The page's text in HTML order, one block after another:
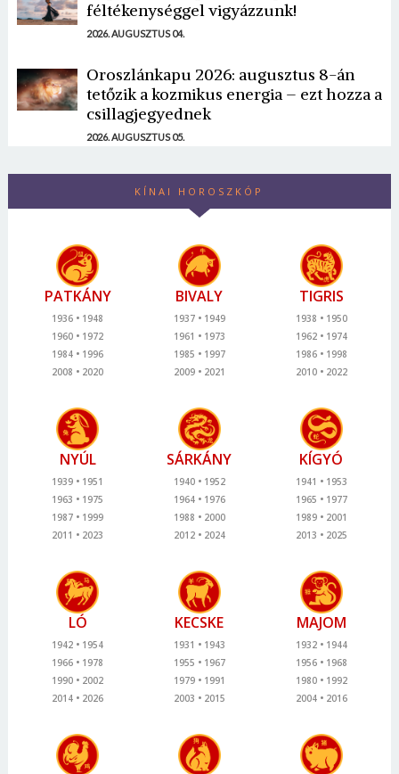
féltékenységgel vigyázzunk!
2026. AUGUSZTUS 04.
Oroszlánkapu 2026: augusztus 8-án
tetőzik a kozmikus energia – ezt hozza a
csillagjegyednek
2026. AUGUSZTUS 05.
KÍNAI HOROSZKÓP
PATKÁNY
1936
1948
1960
1972
1984
1996
2008
2020
BIVALY
1937
1949
1961
1973
1985
1997
2009
2021
TIGRIS
1938
1950
1962
1974
1986
1998
2010
2022
NYÚL
1939
1951
1963
1975
1987
1999
2011
2023
SÁRKÁNY
1940
1952
1964
1976
1988
2000
2012
2024
KÍGYÓ
1941
1953
1965
1977
1989
2001
2013
2025
LÓ
1942
1954
1966
1978
1990
2002
2014
2026
KECSKE
1931
1943
1955
1967
1979
1991
2003
2015
MAJOM
1932
1944
1956
1968
1980
1992
2004
2016